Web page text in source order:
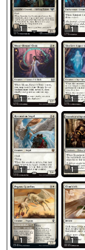
1 1
1 1
1 1
1 1